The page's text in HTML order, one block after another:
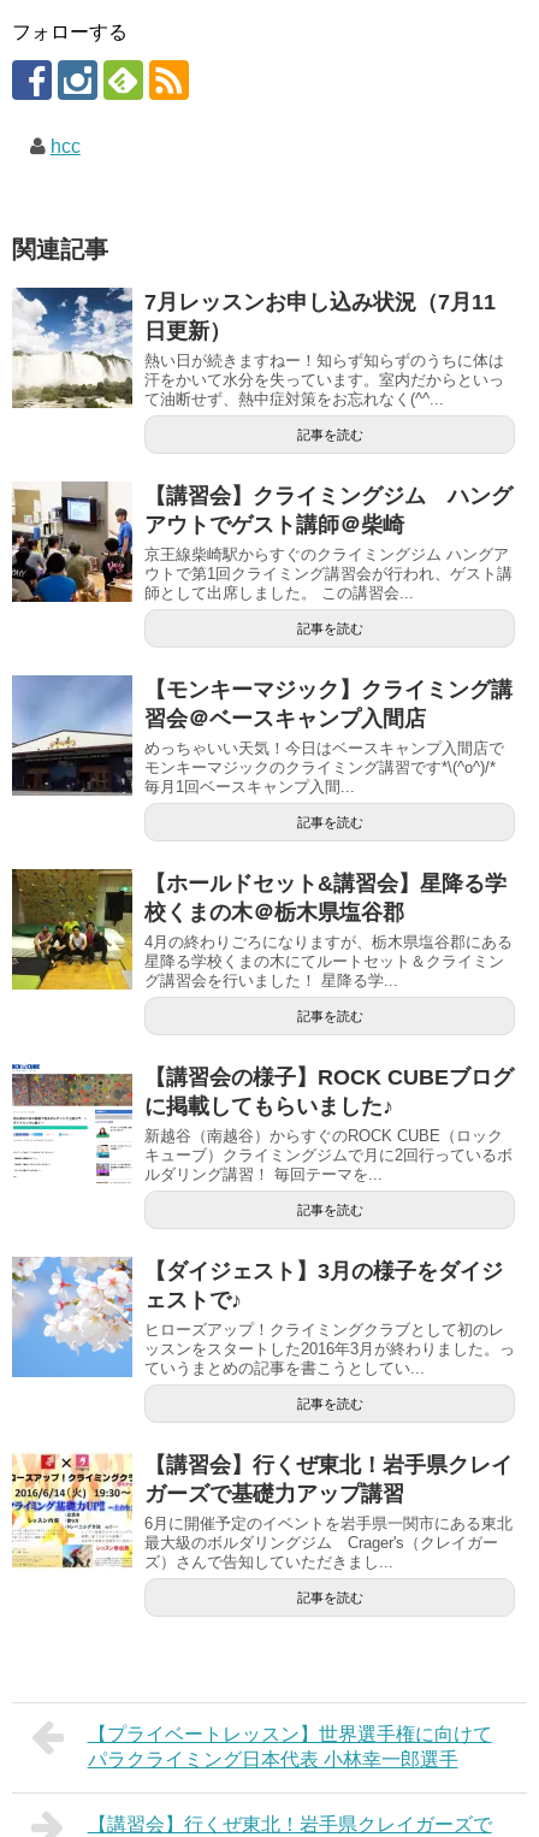
フォローする
hcc
関連記事
7月レッスンお申し込み状況（7月11
日更新）
熱い日が続きますねー！知らず知らずのうちに体は
汗をかいて水分を失っています。室内だからといっ
て油断せず、熱中症対策をお忘れなく(^^...
記事を読む
【講習会】クライミングジム ハング
アウトでゲスト講師＠柴崎
京王線柴崎駅からすぐのクライミングジム ハングア
ウトで第1回クライミング講習会が行われ、ゲスト講
師として出席しました。 この講習会...
記事を読む
【モンキーマジック】クライミング講
習会＠ベースキャンプ入間店
めっちゃいい天気！今日はベースキャンプ入間店で
モンキーマジックのクライミング講習です*\(^o^)/*
毎月1回ベースキャンプ入間...
記事を読む
【ホールドセット&講習会】星降る学
校くまの木＠栃木県塩谷郡
4月の終わりごろになりますが、栃木県塩谷郡にある
星降る学校くまの木にてルートセット＆クライミン
グ講習会を行いました！ 星降る学...
記事を読む
【講習会の様子】ROCK CUBEブログ
に掲載してもらいました♪
新越谷（南越谷）からすぐのROCK CUBE（ロック
キューブ）クライミングジムで月に2回行っているボ
ルダリング講習！ 毎回テーマを...
記事を読む
【ダイジェスト】3月の様子をダイジ
ェストで♪
ヒローズアップ！クライミングクラブとして初のレ
ッスンをスタートした2016年3月が終わりました。っ
ていうまとめの記事を書こうとしてい...
記事を読む
【講習会】行くぜ東北！岩手県クレイ
ガーズで基礎力アップ講習
6月に開催予定のイベントを岩手県一関市にある東北
最大級のボルダリングジム Crager's（クレイガー
ズ）さんで告知していただきまし...
記事を読む
【プライベートレッスン】世界選手権に向けて
パラクライミング日本代表 小林幸一郎選手
【講習会】行くぜ東北！岩手県クレイガーズで